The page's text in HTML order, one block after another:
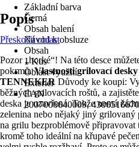
Základní barva
Černá
Obsah balení
Návod k obsluze
Obsah
1 Kus
Oblast využití
Exteriér
EAN
2007006640009,
Popis
Přeskočit oblast
Pozor „horké“! Na této desce
pokrmů.Vlastnosti grilovací
TENNEKER Důvody ke koupi:
běžných grilovacích roštů, a
deska je uzavřená. Takže nemá
zelenina nebo nějaký jiný
na grilu bezproblémově
kromě toho ideální na křupavé